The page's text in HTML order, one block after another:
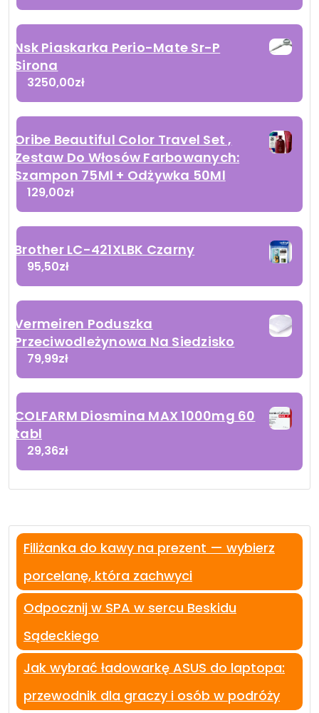
Nsk Piaskarka Perio-Mate Sr-P
Sirona
3250,00zł
Oribe Beautiful Color Travel Set ,
Zestaw Do Włosów Farbowanych:
Szampon 75Ml + Odżywka 50Ml
129,00zł
Brother LC-421XLBK Czarny
95,50zł
Vermeiren Poduszka
Przeciwodleżynowa Na Siedzisko
79,99zł
COLFARM Diosmina MAX 1000mg 60
tabl
29,36zł
Filiżanka do kawy na prezent — wybierz
porcelanę, która zachwyci
Odpocznij w SPA w sercu Beskidu
Sądeckiego
Jak wybrać ładowarkę ASUS do laptopa:
przewodnik dla graczy i osób w podróży